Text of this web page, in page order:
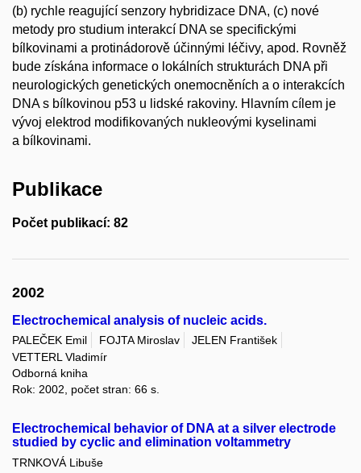
(b) rychle reagující senzory hybridizace DNA, (c) nové
metody pro studium interakcí DNA se specifickými
bílkovinami a protinádorově účinnými léčivy, apod. Rovněž
bude získána informace o lokálních strukturách DNA při
neurologických genetických onemocněních a o interakcích
DNA s bílkovinou p53 u lidské rakoviny. Hlavním cílem je
vývoj elektrod modifikovaných nukleovými kyselinami
a bílkovinami.
Publikace
Počet publikací: 82
2002
Electrochemical analysis of nucleic acids.
PALEČEK Emil FOJTA Miroslav
JELEN František
VETTERL Vladimír
Odborná kniha
Rok: 2002, počet stran: 66 s.
Electrochemical behavior of DNA at a silver electrode
studied by cyclic and elimination voltammetry
TRNKOVÁ Libuše